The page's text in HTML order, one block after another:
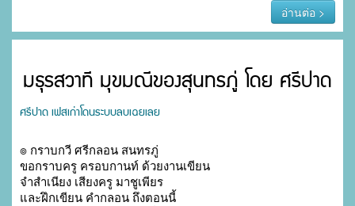
อ่านต่อ >
มธุรสวาที มุขมณีของสุนทรภู่ โดย ศรีปาด
ศรีปาด เฟสเก่าโดนระบบลบเฉยเลย
๏ กราบกวี ศรีกลอน สนทรภู่
ขอกราบครู ครอบกานท์ ด้วยงานเขียน
จำสำเนียง เสียงครู มาชูเพียร
และฝึกเขียน คำกลอน ถึงตอนนี้